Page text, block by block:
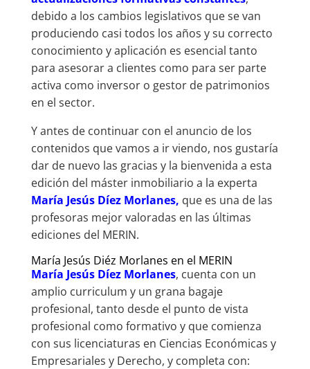
debido a los cambios legislativos que se van
produciendo casi todos los años y su correcto
conocimiento y aplicación es esencial tanto
para asesorar a clientes como para ser parte
activa como inversor o gestor de patrimonios
en el sector.
Y antes de continuar con el anuncio de los
contenidos que vamos a ir viendo, nos gustaría
dar de nuevo las gracias y la bienvenida a esta
edición del máster inmobiliario a la experta
María Jesús Díez Morlanes, que es una de las
profesoras mejor valoradas en las últimas
ediciones del MERIN.
María Jesús Diéz Morlanes en el MERIN
María Jesús Díez Morlanes, cuenta con un
amplio curriculum y un grana bagaje
profesional, tanto desde el punto de vista
profesional como formativo y que comienza
con sus licenciaturas en Ciencias Económicas y
Empresariales y Derecho, y completa con: